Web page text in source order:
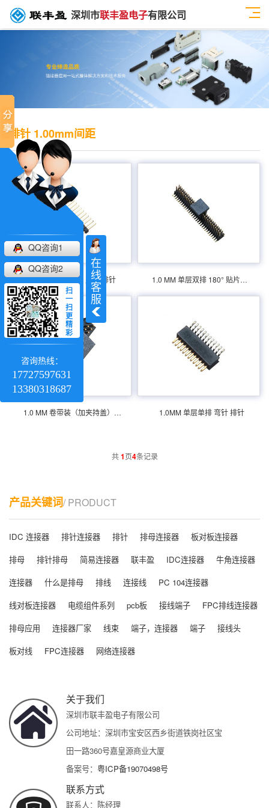
深圳市联丰盈电子有限公司
排针 1.00mm间距
1.0MM 单层单排 直针 排针
产品分类：排针连接器 产品规格：1.0MM 单
层单排 直针 排针 联丰盈 技术参数：额定电
流：0.75amp电流电阻：20m最大绝缘电阻：
1000m承受电压：AC 500V /分钟工作温度：
40﹣℃+ 105℃接触材料...
1.0MM 单层单排 直针 排针
度：40﹣℃+ 105℃接...
1.0 MM 单层双排 180° 贴片式 排针
1.0 MM 卷带装（加夹持盖）排针
产品分类：排针连接器 产品规格：1.0 MM 卷
带装（加夹持盖）排针 供应商 技术参数：额
定电流：0.75amp电流电阻：20m最大绝缘电
阻：1000m承受电压：AC 500V /分钟工作温
度：40﹣℃+ 105℃接...
1.0 MM 卷带装（加夹持盖）排针
1.0MM 单层单排 弯针 排针
产品分类：排针连接器 产品规格：1.0MM 单
40﹣℃+ 105℃接触材料：...
1.0MM 单层单排 弯针 排针
共1页4条记录
产品关键词/ PRODUCT
IDC 连接器 排针连接器 排针 排母连接器
板对板连接器
排母
排针排母 简易连接器 联丰盈 IDC连接器
牛角连接器
连接器
什么是排母 排线 连接线
PC 104连接器
线对板连接器
电缆组件系列 pcb板 接线端子
FPC排线连接器
排母应用
连接器厂家 线束 端子，连接器 端子
接线头
板对线
FPC连接器 网络连接器
关于我们
深圳市联丰盈电子有限公司
公司地址：深圳市宝安区西乡街道铁岗社区宝
田一路360号嘉皇源商业大厦
备案号： 粤ICP备19070498号
联系方式
联系人：陈经理
在
线
客
服
QQ咨询1
QQ咨询2
扫
一
扫
更
精
彩
咨询热线：
17727597631
13380318687